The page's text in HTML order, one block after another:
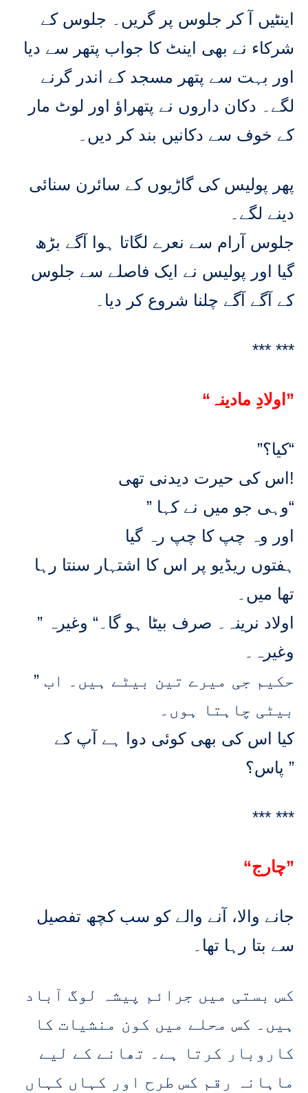
اینٹیں آ کر جلوس پر گریں۔ جلوس کے
شرکاء نے بھی اینٹ کا جواب پتھر سے دیا
اور بہت سے پتھر مسجد کے اندر گرنے
لگے۔ دکان داروں نے پتھراؤ اور لوٹ مار
کے خوف سے دکانیں بند کر دیں۔
پھر پولیس کی گاڑیوں کے سائرن سنائی
دینے لگے۔
جلوس آرام سے نعرے لگاتا ہوا آگے بڑھ
گیا اور پولیس نے ایک فاصلے سے جلوس
کے آگے آگے چلنا شروع کر دیا۔
*** ***
“اولادِ مادینہ”
”کیا؟“
اس کی حیرت دیدنی تھی!
” وہی جو میں نے کہا“
اور وہ چپ کا چپ رہ گیا
ہفتوں ریڈیو پر اس کا اشتہار سنتا رہا
تھا میں۔
” اولاد نرینہ۔ صرف بیٹا ہو گا۔“ وغیرہ
وغیرہ۔
” حکیم جی میرے تین بیٹے ہیں۔ اب
بیٹی چاہتا ہوں۔
کیا اس کی بھی کوئی دوا ہے آپ کے
پاس؟ ”
*** ***
“چارج”
جانے والا، آنے والے کو سب کچھ تفصیل
سے بتا رہا تھا۔
کس بستی میں جرائم پیشہ لوگ آباد
ہیں۔ کس محلے میں کون منشیات کا
کاروبار کرتا ہے۔ تھانے کے لیے
ماہانہ رقم کس طرح اور کہاں کہاں